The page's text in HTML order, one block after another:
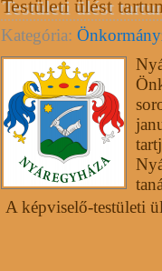
Testületi ülést
Kategória:
A képviselő-testületi